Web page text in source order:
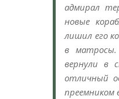
адмирал
новые
лишил его
в матросы.
вернули в
отличный
преемником